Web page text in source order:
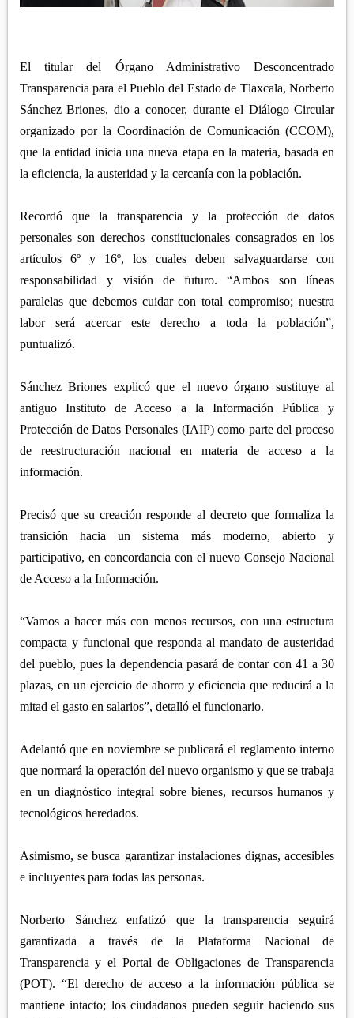
ZITLALTEPEC
PANOTLA
SAN PABLO DEL MONTE
CALPULALPAN
HUEYOTLIPAN
NANACAMILPA
SANCTÓRUM
El titular del Órgano Administrativo Desconcentrado
Transparencia para el Pueblo del Estado de Tlaxcala, Norberto
Sánchez Briones, dio a conocer, durante el Diálogo Circular
organizado por la Coordinación de Comunicación (CCOM),
que la entidad inicia una nueva etapa en la materia, basada en
la eficiencia, la austeridad y la cercanía con la población.
Recordó que la transparencia y la protección de datos
personales son derechos constitucionales consagrados en los
artículos 6º y 16º, los cuales deben salvaguardarse con
responsabilidad y visión de futuro. “Ambos son líneas
paralelas que debemos cuidar con total compromiso; nuestra
labor será acercar este derecho a toda la población”,
puntualizó.
Sánchez Briones explicó que el nuevo órgano sustituye al
antiguo Instituto de Acceso a la Información Pública y
Protección de Datos Personales (IAIP) como parte del proceso
de reestructuración nacional en materia de acceso a la
información.
Precisó que su creación responde al decreto que formaliza la
transición hacia un sistema más moderno, abierto y
participativo, en concordancia con el nuevo Consejo Nacional
de Acceso a la Información.
“Vamos a hacer más con menos recursos, con una estructura
compacta y funcional que responda al mandato de austeridad
del pueblo, pues la dependencia pasará de contar con 41 a 30
plazas, en un ejercicio de ahorro y eficiencia que reducirá a la
mitad el gasto en salarios”, detalló el funcionario.
Adelantó que en noviembre se publicará el reglamento interno
que normará la operación del nuevo organismo y que se trabaja
en un diagnóstico integral sobre bienes, recursos humanos y
tecnológicos heredados.
Asimismo, se busca garantizar instalaciones dignas, accesibles
e incluyentes para todas las personas.
Norberto Sánchez enfatizó que la transparencia seguirá
garantizada a través de la Plataforma Nacional de
Transparencia y el Portal de Obligaciones de Transparencia
(POT). “El derecho de acceso a la información pública se
mantiene intacto; los ciudadanos pueden seguir haciendo sus